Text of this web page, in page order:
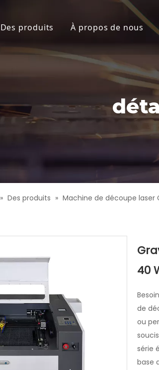
Des produits
Machine de découpe laser CO2
Machine de gravure laser CO2
Graveur laser économique
Découpeur laser à plat
Machine de découpe laser haute
Découpeur laser de haute précision
Machine de gravure laser à grande
À propos de nous
» Des produits » Machine de découpe laser
40
de
ou
série
base